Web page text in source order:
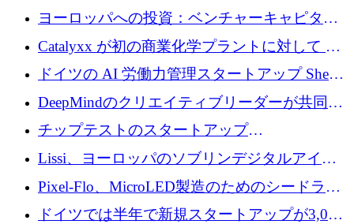
億1,100万ユーロを獲得、Invest EuropeはVCの
ヨーロッパへの投資：ベンチャーキャピタル
が過去2番目に高い水準に到達
Catalyxx が初の商業化学プラントに対して EU
から 2,000 万ユーロ以上の支援を獲得
ドイツの AI 労働力管理スタートアップ Sherpa
がプレシードで 220 万ドルを調達
DeepMindのクリエイティブリーダーが共同設
立したAIライティングのスタートアップが
チップテストのスタートアップ
QuantumDiamondsが株式資金で1,500万ユーロ
を調達
Lissi、ヨーロッパのソブリンデジタルアイデ
ンティティの未来を推進するために350万ユー
ロを調達
Pixel-Flo、MicroLED製造のためのシードラウ
ンドで525万ポンドを獲得
ドイツでは半年で新規スタートアップが3,000